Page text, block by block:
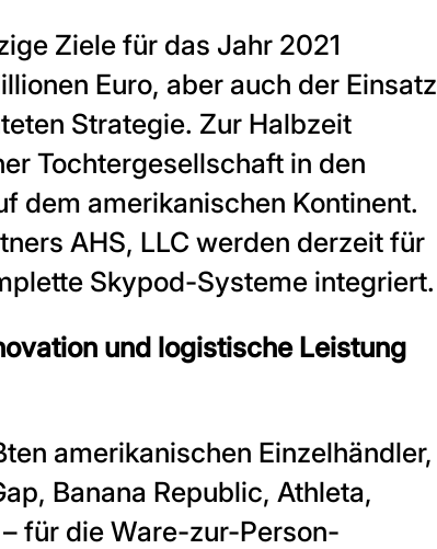
Ziele für das Jahr 2021
Euro, aber auch der Einsatz
Strategie. Zur Halbzeit
Tochtergesellschaft in den
dem amerikanischen Kontinent.
AHS, LLC werden derzeit für
Skypod-Systeme integriert.
und logistische Leistung
amerikanischen Einzelhändler,
Banana Republic, Athleta,
für die Ware-zur-Person-